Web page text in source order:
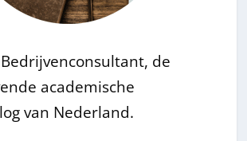
de
academische
van Nederland.